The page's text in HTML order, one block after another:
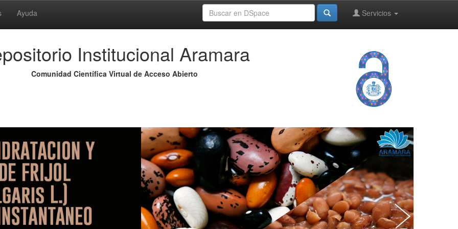
Ayuda Servicios
Institucional Aramara
Comunidad Científica Virtual de Acceso Abierto